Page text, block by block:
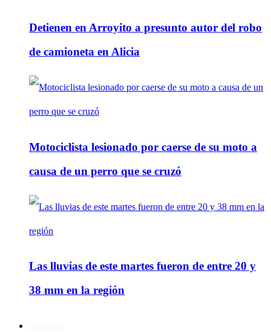
Detienen en Arroyito a presunto autor del robo
de camioneta en Alicia
Motociclista lesionado por caerse de su moto a
causa de un perro que se cruzó
Las lluvias de este martes fueron de entre 20 y
38 mm en la región